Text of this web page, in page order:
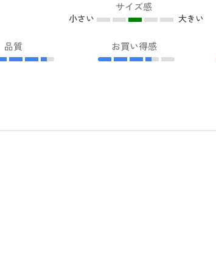
サイズ感
小さい 大きい
品質 お買い得感